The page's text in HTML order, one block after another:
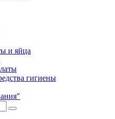
и яйца
гигиены